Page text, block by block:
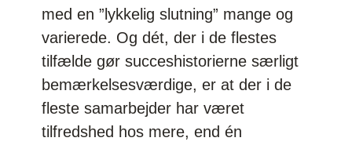
med en ”lykkelig slutning” mange og
varierede. Og dét, der i de flestes
tilfælde gør succeshistorierne særligt
bemærkelsesværdige, er at der i de
fleste samarbejder har været
tilfredshed hos mere, end én